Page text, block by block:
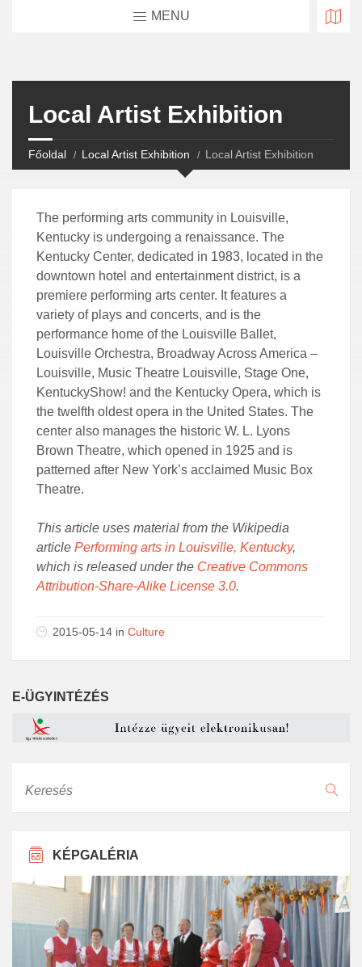
MENU
Local Artist Exhibition
Főoldal Local Artist Exhibition Local Artist Exhibition
The performing arts community in Louisville,
Kentucky is undergoing a renaissance. The
Kentucky Center, dedicated in 1983, located in the
downtown hotel and entertainment district, is a
premiere performing arts center. It features a
variety of plays and concerts, and is the
performance home of the Louisville Ballet,
Louisville Orchestra, Broadway Across America –
Louisville, Music Theatre Louisville, Stage One,
KentuckyShow! and the Kentucky Opera, which is
the twelfth oldest opera in the United States. The
center also manages the historic W. L. Lyons
Brown Theatre, which opened in 1925 and is
patterned after New York’s acclaimed Music Box
Theatre.
This article uses material from the Wikipedia
article Performing arts in Louisville, Kentucky,
which is released under the Creative Commons
Attribution-Share-Alike License 3.0.
2015-05-14 in Culture
E-ÜGYINTÉZÉS
KÉPGALÉRIA